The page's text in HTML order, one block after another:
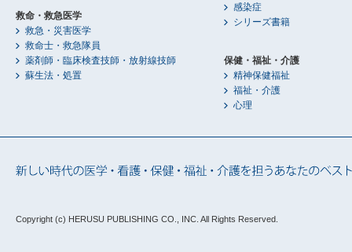
救命・救急医学
救急・災害医学
救命士・救急隊員
薬剤師・臨床検査技師・放射線技師
蘇生法・処置
感染症
シリーズ書籍
保健・福祉・介護
精神保健福祉
福祉・介護
心理
Copyright (c) HERUSU PUBLISHING CO., INC. All Rights Reserved.